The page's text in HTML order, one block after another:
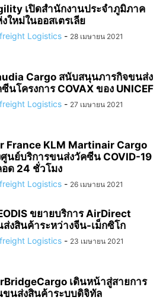
เปิดสำนักงานประจำภูมิภาค
ใหม่ในออสเตรเลีย
Logistics - 28 เมษายน 2021
Cargo สนับสนุนภารกิจขนส่ง
นโครงการ COVAX ของ UNICEF
Logistics - 27 เมษายน 2021
France KLM Martinair Cargo
นย์บริการขนส่งวัคซีน COVID-19
ด 24 ชั่วโมง
Logistics - 26 เมษายน 2021
ขยายบริการ AirDirect
งสินค้าระหว่างจีน-เม็กซิโก
Logistics - 23 เมษายน 2021
เดินหน้าสู่สายการ
นส่งสินค้าระบบดิจิทัล